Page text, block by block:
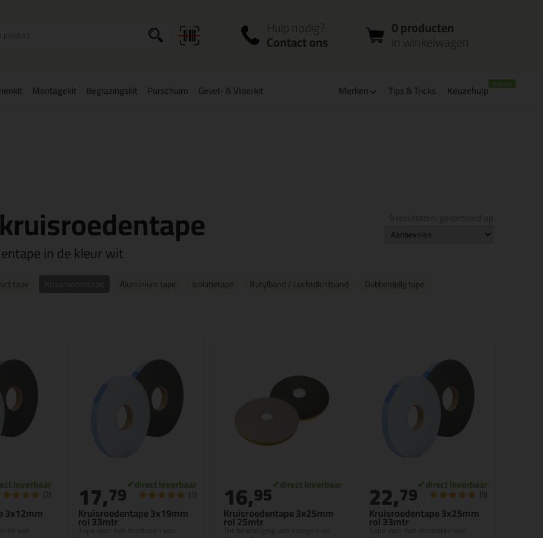
in winkelwagen
account
Hulp nodig?
Contact ons
0 producten
in winkelwagen
Montagekit Beglazingskit Purschuim Gevel- & Vloerkit Merken Tips & Tricks Keuzehulp
in de kleur wit
tape Aluminium tape Isolatietape Butylband / Luchtdichtband
Dubbelzijdig tape
3x12mm
van
(2)
Kruisroedentape 3x19mm
rol 33mtr
Tape voor het monteren van
17,79 (1)
Kruisroedentape 3x25mm
rol 25mtr
Ter bevestiging van spiegels en
16,95
Kruisroedentape 3x25mm
rol 33mtr
Tape voor het monteren van
22,79 (5)